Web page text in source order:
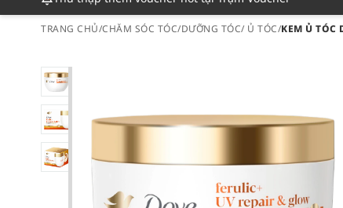
TRANG CHỦ/CHĂM SÓC TÓC/DƯỠNG TÓC/ Ủ TÓC/KEM Ủ TÓC